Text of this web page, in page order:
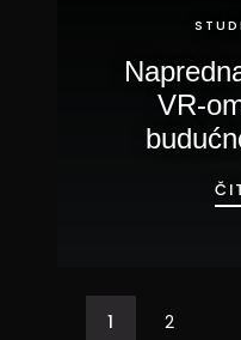
VR-
1 2